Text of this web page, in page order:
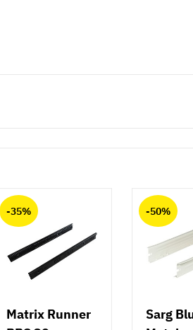
-35%
Matrix Runner
-50%
Sarg